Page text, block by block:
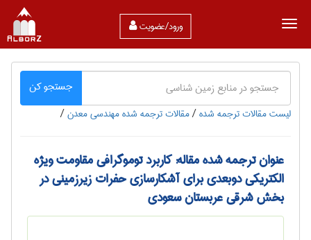
ورود/عضویت
جستجو کن
لیست مقالات ترجمه شده/مقالات ترجمه شده مهندسی معدن/
عنوان ترجمه شده مقاله: کاربرد توموگرافی مقاومت ویژه
الکتریکی دوبعدی برای آشکارسازی حفرات زیرزمینی در
بخش شرقی عربستان سعودی